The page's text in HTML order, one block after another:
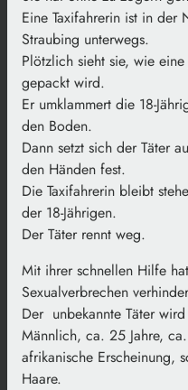
Eine Taxifahrerin ist in
Straubing unterwegs.
Plötzlich sieht sie, wie
gepackt wird.
Er umklammert die 18-
den Boden.
Dann setzt sich der Täter
den Händen fest.
Die Taxifahrerin bleibt
der 18-Jährigen.
Der Täter rennt weg.
Mit ihrer schnellen Hilfe
Sexualverbrechen
Der unbekannte Täter
Männlich, ca. 25 Jahre,
afrikanische Erscheinung,
Haare.